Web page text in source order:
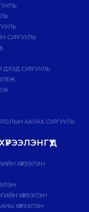
СУРГУУЛЬ
СУРГУУЛЬ
АХЛАХ СУРГУУЛЬ
ХҮРЭЭЛЭН
ХҮРЭЭЛЭН
ХҮРЭЭЛЭН